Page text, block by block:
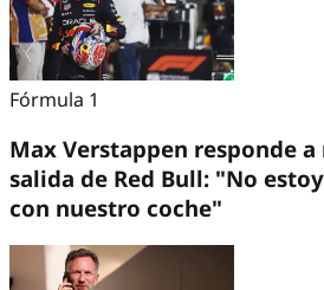
Fórmula 1
Max Verstappen responde a
salida de Red Bull: "No
con nuestro coche"